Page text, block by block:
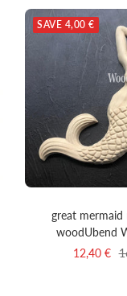
SAVE 4,00 €
great mermaid
woodUbend
Sale
12,40 €